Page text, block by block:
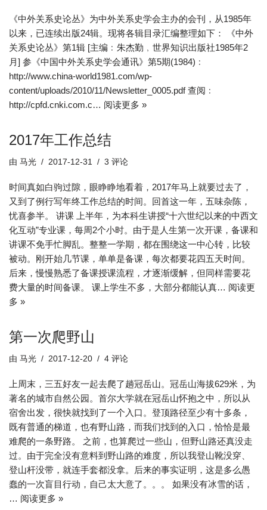
《中外关系史论丛》为中外关系史学会主办的会刊，从1985年
以来，已连续出版24辑。现将各辑目录汇编整理如下： 《中外
关系史论丛》第1辑 [主编﹕朱杰勤﹐世界知识出版社1985年2
月] 参《中国中外关系史学会通讯》第5期(1984)﹕
http://www.china-world1981.com/wp-
content/uploads/2010/11/Newsletter_0005.pdf 查阅﹕
http://cpfd.cnki.com.c… 阅读更多 »
2017年工作总结
由 马光 2017-12-31 3 评论
时间真如白驹过隙，眼睁睁地看着，2017年马上就要过去了，
又到了例行写年终工作总结的时间。回首这一年，五味杂陈，
忧喜参半。 讲课 上半年，为本科生讲授“十六世纪以来的中西文
化互动”专业课，每周2个小时。由于是人生第一次开课，备课和
讲课不免手忙脚乱。整整一学期，都在围绕这一中心转，比较
被动。刚开始几节课，单单是备课，每次都要花四五天时间。
后来，慢慢熟悉了备课授课流程，才逐渐缓解，但同样需要花
费大量的时间备课。 课上学生不多，大部分都能认真… 阅读更
多 »
第一次爬野山
由 马光 2017-12-20 4 评论
上周末，三五好友一起去爬了趟冠岳山。冠岳山海拔629米，为
著名的城市自然公园。首尔大学就在冠岳山怀抱之中，所以从
宿舍出发，很快就找到了一个入口。登顶路径至少有十多条，
既有普通的梯道，也有野山路，而我们找到的入口，恰恰是最
难爬的一条野路。 之前，也算爬过一些山，但野山路还真没走
过。由于完全没有意料到野山路的难度，所以我登山靴没穿、
登山杆没带，就连手套都没拿。后来的事实证明，这是多么愚
蠢的一次盲目行动，自己太大意了。。。 如果没有冰雪的话，
… 阅读更多 »